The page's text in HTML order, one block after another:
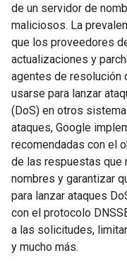
de un servidor de
maliciosos. La
que los proveedores
actualizaciones y
agentes de resolución
usarse para lanzar
(DoS) en otros
ataques, Google
recomendadas con el
de las respuestas
nombres y garantizar
para lanzar ataques
con el protocolo
a las solicitudes,
y mucho más.